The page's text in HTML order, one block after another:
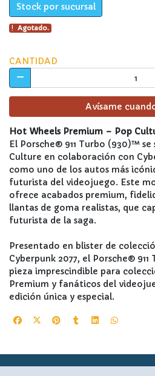
Stock por sucursal
Agotado.
CANTIDAD
Avísame
Hot Wheels Premium – Pop
El Porsche® 911 Turbo (930)™ se
Culture en colaboración con
como uno de los autos más
futurista del videojuego. Este
ofrece acabados premium,
llantas de goma realistas, que
futurista de la saga.
Presentado en blister de
Cyberpunk 2077, el Porsche®
pieza imprescindible para
Premium y fanáticos del
edición única y especial.